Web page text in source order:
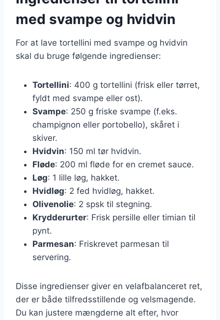
med svampe og hvidvin
For at lave tortellini med svampe og hvidvin
skal du bruge følgende ingredienser:
Tortellini: 400 g tortellini (frisk eller tørret,
fyldt med svampe eller ost).
Svampe: 250 g friske svampe (f.eks.
champignon eller portobello), skåret i
skiver.
Hvidvin: 150 ml tør hvidvin.
Fløde: 200 ml fløde for en cremet sauce.
Løg: 1 lille løg, hakket.
Hvidløg: 2 fed hvidløg, hakket.
Olivenolie: 2 spsk til stegning.
Krydderurter: Frisk persille eller timian til
pynt.
Parmesan: Friskrevet parmesan til
servering.
Disse ingredienser giver en velafbalanceret ret,
der er både tilfredsstillende og velsmagende.
Du kan justere mængderne alt efter, hvor